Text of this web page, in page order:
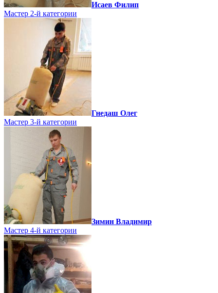
Исаев Филип
Мастер 2-й категории
Гнедаш Олег
Мастер 3-й категории
Зимин Владимир
Мастер 4-й категории